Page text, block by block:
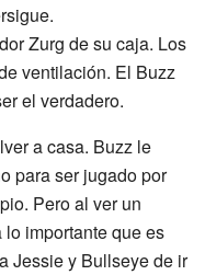
Zurg de su caja. Los
ventilación. El Buzz
el verdadero.
a casa. Buzz le
para ser jugado por
Pero al ver un
importante que es
Jessie y Bullseye de ir